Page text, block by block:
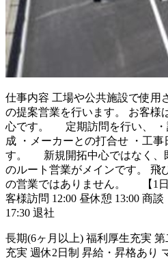
仕事内容 工場や公共施設で使用
の提案営業を行います。 お客様
心です。 定期訪問を行い、 ・
成 ・メーカーとの打合せ ・工
す。 新規開拓中心ではなく、
のルート営業がメインです。 飛
の営業ではありません。 【1日
客様訪問 12:00 昼休憩 13:00 商
17:30 退社
長期(6ヶ月以上) 福利厚生充実 第
充実 週休2日制 昇給・昇格あり